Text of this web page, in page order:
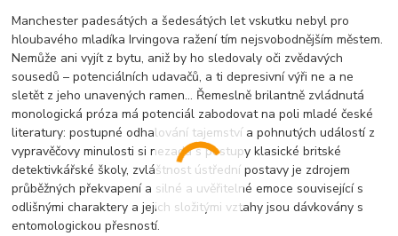
Manchester padesátých a šedesátých let vskutku nebyl pro
hloubavého mladíka Irvingova ražení tím nejsvobodnějším městem.
Nemůže ani vyjít z bytu, aniž by ho sledovaly oči zvědavých
sousedů – potenciálních udavačů, a ti depresivní výři ne a ne
sletět z jeho unavených ramen… Řemeslně brilantně zvládnutá
monologická próza má potenciál zabodovat na poli mladé české
literatury: postupné odhalování tajemství a pohnutých událostí z
vypravěčovy minulosti si nezadá s postupy klasické britské
detektivkářské školy, zvláštnost ústřední postavy je zdrojem
průběžných překvapení a silné a uvěřitelné emoce související s
odlišnými charaktery a jejich složitými vztahy jsou dávkovány s
entomologickou přesností.